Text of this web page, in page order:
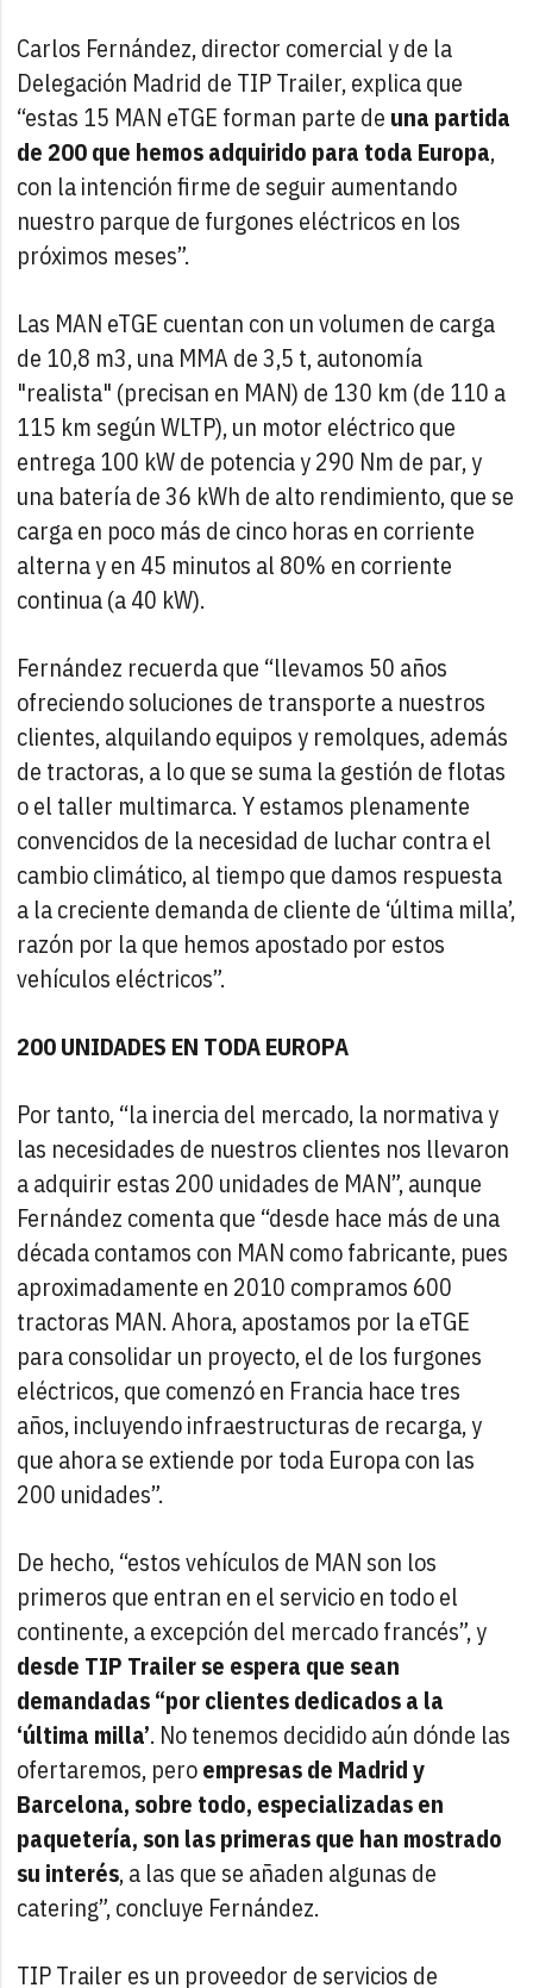
Carlos Fernández, director comercial y de la
Delegación Madrid de TIP Trailer, explica que
“estas 15 MAN eTGE forman parte de una partida
de 200 que hemos adquirido para toda Europa,
con la intención firme de seguir aumentando
nuestro parque de furgones eléctricos en los
próximos meses”.
Las MAN eTGE cuentan con un volumen de carga
de 10,8 m3, una MMA de 3,5 t, autonomía
"realista" (precisan en MAN) de 130 km (de 110 a
115 km según WLTP), un motor eléctrico que
entrega 100 kW de potencia y 290 Nm de par, y
una batería de 36 kWh de alto rendimiento, que se
carga en poco más de cinco horas en corriente
alterna y en 45 minutos al 80% en corriente
continua (a 40 kW).
Fernández recuerda que “llevamos 50 años
ofreciendo soluciones de transporte a nuestros
clientes, alquilando equipos y remolques, además
de tractoras, a lo que se suma la gestión de flotas
o el taller multimarca. Y estamos plenamente
convencidos de la necesidad de luchar contra el
cambio climático, al tiempo que damos respuesta
a la creciente demanda de cliente de ‘última milla’,
razón por la que hemos apostado por estos
vehículos eléctricos”.
200 UNIDADES EN TODA EUROPA
Por tanto, “la inercia del mercado, la normativa y
las necesidades de nuestros clientes nos llevaron
a adquirir estas 200 unidades de MAN”, aunque
Fernández comenta que “desde hace más de una
década contamos con MAN como fabricante, pues
aproximadamente en 2010 compramos 600
tractoras MAN. Ahora, apostamos por la eTGE
para consolidar un proyecto, el de los furgones
eléctricos, que comenzó en Francia hace tres
años, incluyendo infraestructuras de recarga, y
que ahora se extiende por toda Europa con las
200 unidades”.
De hecho, “estos vehículos de MAN son los
primeros que entran en el servicio en todo el
continente, a excepción del mercado francés”, y
desde TIP Trailer se espera que sean
demandadas “por clientes dedicados a la
‘última milla’. No tenemos decidido aún dónde las
ofertaremos, peroempresas de Madrid y
Barcelona, sobre todo, especializadas en
paquetería, son las primeras que han mostrado
su interés, a las que se añaden algunas de
catering”, concluye Fernández.
TIP Trailer es un proveedor de servicios de